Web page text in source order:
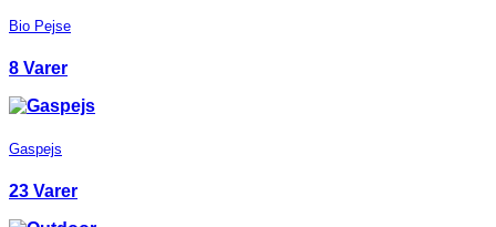
Bio Pejse
8 Varer
Gaspejs
23 Varer